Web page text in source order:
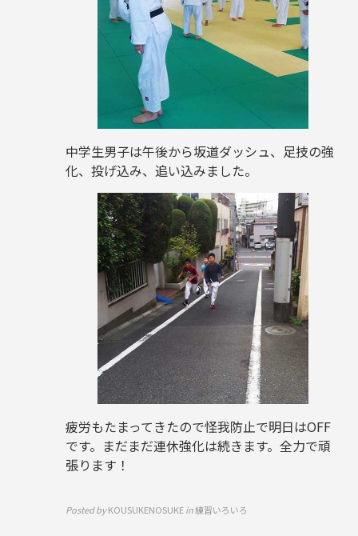
中学生男子は午後から坂道ダッシュ、足技の強
化、投げ込み、追い込みました。
疲労もたまってきたので怪我防止で明日はOFF
です。まだまだ連休強化は続きます。全力で頑
張ります！
Posted byKOUSUKENOSUKEin練習いろいろ